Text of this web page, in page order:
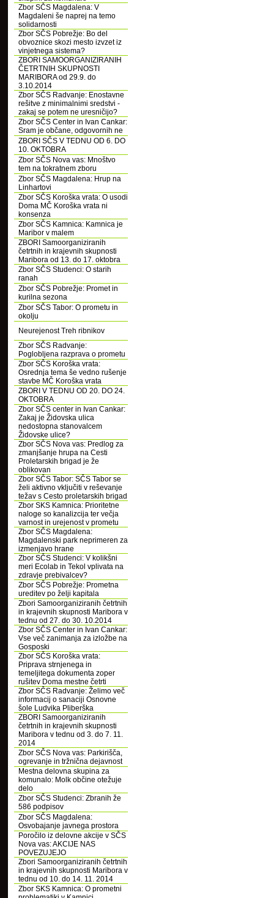
Zbor SČS Magdalena: V
Magdaleni še naprej na temo
solidarnosti
Zbor SČS Pobrežje: Bo del
obvoznice skozi mesto izvzet iz
vinjetnega sistema?
ZBORI SAMOORGANIZIRANIH
ČETRTNIH SKUPNOSTI
MARIBORA od 29.9. do
3.10.2014
Zbor SČS Radvanje: Enostavne
rešitve z minimalnimi sredstvi -
zakaj se potem ne uresničijo?
Zbor SČS Center in Ivan Cankar:
Sram je občane, odgovornih ne
ZBORI SČS V TEDNU OD 6. DO
10. OKTOBRA
Zbor SČS Nova vas: Mnoštvo
tem na tokratnem zboru
Zbor SČS Magdalena: Hrup na
Linhartovi
Zbor SČS Koroška vrata: O usodi
Doma MČ Koroška vrata ni
konsenza
Zbor SČS Kamnica: Kamnica je
Maribor v malem
ZBORI Samoorganiziranih
četrtnih in krajevnih skupnosti
Maribora od 13. do 17. oktobra
Zbor SČS Studenci: O starih
ranah
Zbor SČS Pobrežje: Promet in
kurilna sezona
Zbor SČS Tabor: O prometu in
okolju
Neurejenost Treh ribnikov
Zbor SČS Radvanje:
Poglobljena razprava o prometu
Zbor SČS Koroška vrata:
Osrednja tema še vedno rušenje
stavbe MČ Koroška vrata
ZBORI V TEDNU OD 20. DO 24.
OKTOBRA
Zbor SČS center in Ivan Cankar:
Zakaj je Židovska ulica
nedostopna stanovalcem
Židovske ulice?
Zbor SČS Nova vas: Predlog za
zmanjšanje hrupa na Cesti
Proletarskih brigad je že
oblikovan
Zbor SČS Tabor: SČS Tabor se
želi aktivno vključiti v reševanje
težav s Cesto proletarskih brigad
Zbor SKS Kamnica: Prioritetne
naloge so kanalizcija ter večja
varnost in urejenost v prometu
Zbor SČS Magdalena:
Magdalenski park neprimeren za
izmenjavo hrane
Zbor SČS Studenci: V kolikšni
meri Ecolab in Tekol vplivata na
zdravje prebivalcev?
Zbor SČS Pobrežje: Prometna
ureditev po želji kapitala
Zbori Samoorganiziranih četrtnih
in krajevnih skupnosti Maribora v
tednu od 27. do 30. 10.2014
Zbor SČS Center in Ivan Cankar:
Vse več zanimanja za izložbe na
Gosposki
Zbor SČS Koroška vrata:
Priprava strnjenega in
temeljitega dokumenta zoper
rušitev Doma mestne četrti
Zbor SČS Radvanje: Želimo več
informacij o sanaciji Osnovne
šole Ludvika Pliberška
ZBORI Samoorganiziranih
četrtnih in krajevnih skupnosti
Maribora v tednu od 3. do 7. 11.
2014
Zbor SČS Nova vas: Parkirišča,
ogrevanje in tržnična dejavnost
Mestna delovna skupina za
komunalo: Molk občine otežuje
delo
Zbor SČS Studenci: Zbranih že
586 podpisov
Zbor SČS Magdalena:
Osvobajanje javnega prostora
Poročilo iz delovne akcije v SČS
Nova vas: AKCIJE NAS
POVEZUJEJO
Zbori Samoorganiziranih četrtnih
in krajevnih skupnosti Maribora v
tednu od 10. do 14. 11. 2014
Zbor SKS Kamnica: O prometni